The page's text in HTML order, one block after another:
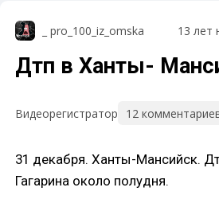
_ pro_100_iz_omska 13 лет
Дтп в Ханты-
Видеорегистратор 12
31 декабря. Ханты-Мансийск.
Гагарина около полудня.